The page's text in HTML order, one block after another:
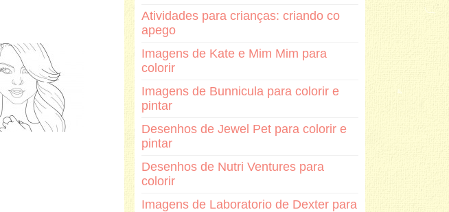
Atividades para crianças: criando co
apego
Imagens de Kate e Mim Mim para
colorir
Imagens de Bunnicula para colorir e
pintar
Desenhos de Jewel Pet para colorir e
pintar
Desenhos de Nutri Ventures para
colorir
Imagens de Laboratorio de Dexter para